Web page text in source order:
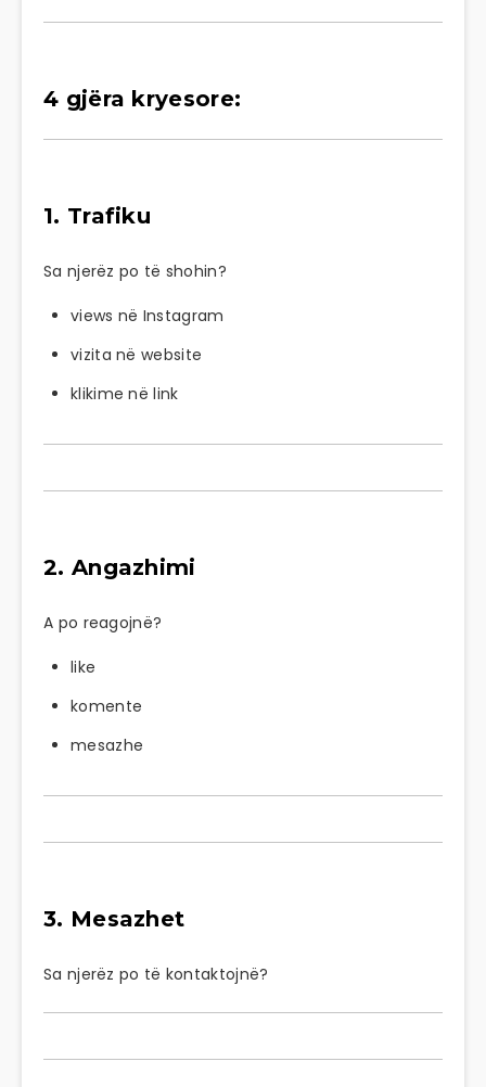
4 gjëra kryesore:
1. Trafiku
Sa njerëz po të shohin?
views në Instagram
vizita në website
klikime në link
2. Angazhimi
A po reagojnë?
like
komente
mesazhe
3. Mesazhet
Sa njerëz po të kontaktojnë?